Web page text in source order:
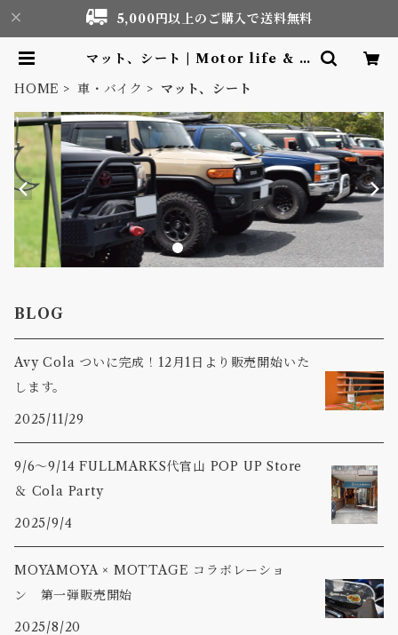
5,000円以上のご購入で送料無料
マット、シート | Motor life & O
ear shop
HOME 車・バイク マット、シート
BLOG
Avy Cola ついに完成！12月1日より販売開始いた
します。
2025/11/29
9/6〜9/14 FULLMARKS代官山 POP UP Store
＆ Cola Party
2025/9/4
MOYAMOYA × MOTTAGE コラボレーショ
ン 第一弾販売開始
2025/8/20